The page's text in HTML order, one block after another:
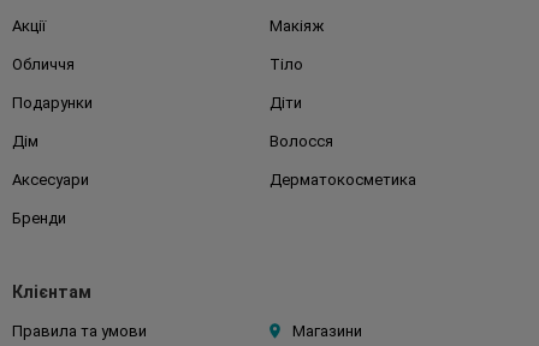
Акції Макіяж
Обличчя Тіло
Подарунки Діти
Дім Волосся
Аксесуари Дерматокосметика
Бренди
Клієнтам
Правила та умови Магазини